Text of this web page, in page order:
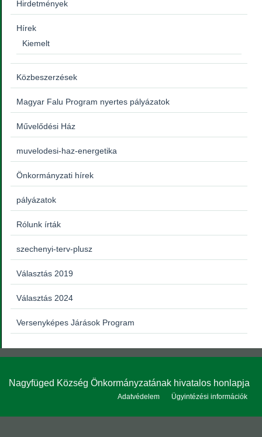
Hirdetmények
Hírek
Kiemelt
Közbeszerzések
Magyar Falu Program nyertes pályázatok
Művelődési Ház
muvelodesi-haz-energetika
Önkormányzati hírek
pályázatok
Rólunk írták
szechenyi-terv-plusz
Választás 2019
Választás 2024
Versenyképes Járások Program
Nagyfüged Község Önkormányzatának hivatalos honlapja
Adatvédelem Ügyintézési információk